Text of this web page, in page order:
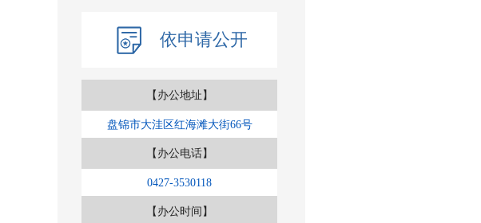
依申请公开
【办公地址】
盘锦市大洼区红海滩大街66号
【办公电话】
0427-3530118
【办公时间】